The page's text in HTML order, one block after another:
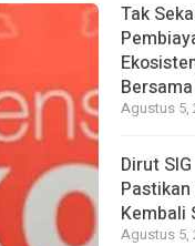
Tak
Agustus 5,
Dirut
Kembali
Agustus 5,